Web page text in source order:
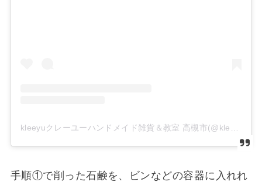
手順①で削った石鹸を、ビンなどの容器に入れれ